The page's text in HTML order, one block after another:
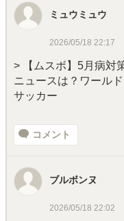
ミュウミュウ
2026/05/18 22:17
> 【ムスボ】5月病対
ニュースは？ワール
サッカー
コメント
ブルボンヌ
2026/05/18 22:02